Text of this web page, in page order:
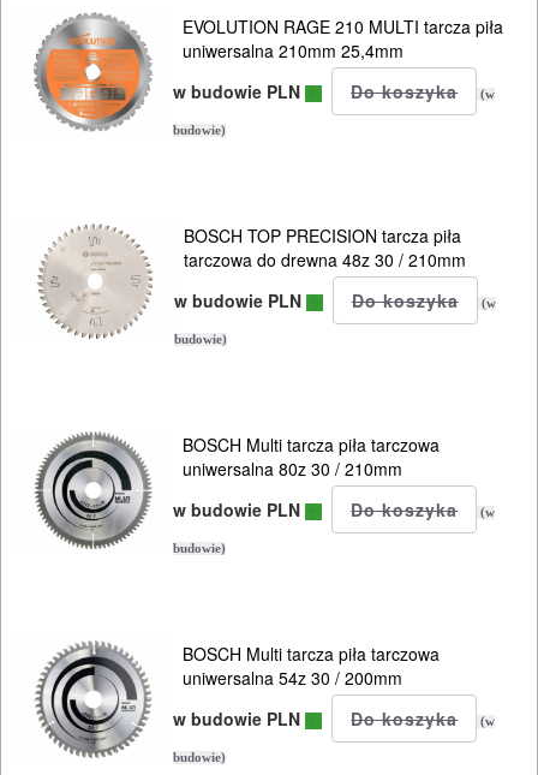
AKCESORIA
DO
ELEKTRONARZĘDZI
osprzętowe
DO
BETONU
DO
METALU
Do
Do
gwoździarek
Do
EVOLUTION RAGE 210 MULTI tarcza piła
uniwersalna 210mm 25,4mm
w budowie PLN
(w
budowie)
BOSCH TOP PRECISION tarcza piła
tarczowa do drewna 48z 30 / 210mm
w budowie PLN
(w
budowie)
BOSCH Multi tarcza piła tarczowa
uniwersalna 80z 30 / 210mm
w budowie PLN
(w
budowie)
BOSCH Multi tarcza piła tarczowa
uniwersalna 54z 30 / 200mm
w budowie PLN
(w
budowie)